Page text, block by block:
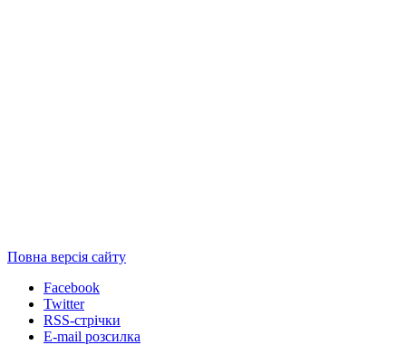
Повна версія сайту
Facebook
Twitter
RSS-стрічки
E-mail розсилка